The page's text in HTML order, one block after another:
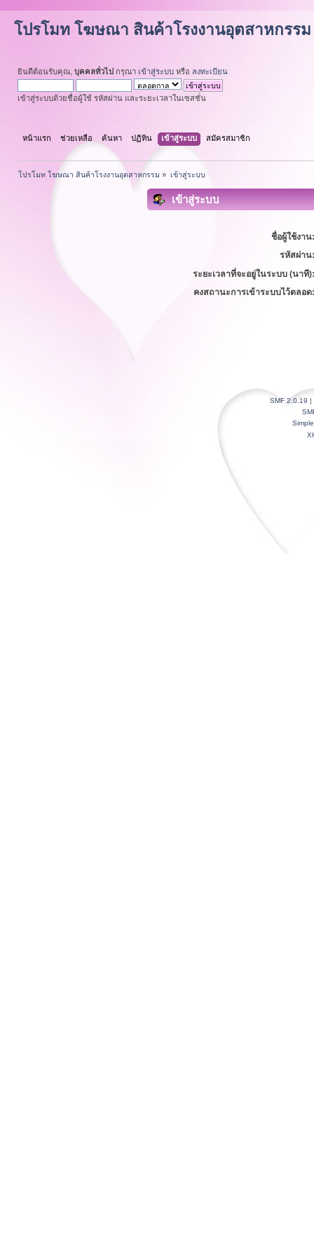
โปรโมท โฆษณา สินค้าโรงงานอุตสาหกรรม
ยินดีต้อนรับคุณ, บุคคลทั่วไป กรุณา เข้าสู่ระบบ หรือ ลงทะเบียน
เข้าสู่ระบบด้วยชื่อผู้ใช้ รหัสผ่าน และระยะเวลาในเซสชั่น
หน้าแรก ช่วยเหลือ ค้นหา ปฏิทิน เข้าสู่ระบบ สมัครสมาชิก
โปรโมท โฆษณา สินค้าโรงงานอุตสาหกรรม » เข้าสู่ระบบ
เข้าสู่ระบบ
ชื่อผู้ใช้งาน:
รหัสผ่าน:
ระยะเวลาที่จะอยู่ในระบบ (นาที):
คงสถานะการเข้าระบบไว้ตลอด:
SMF 2.0.19